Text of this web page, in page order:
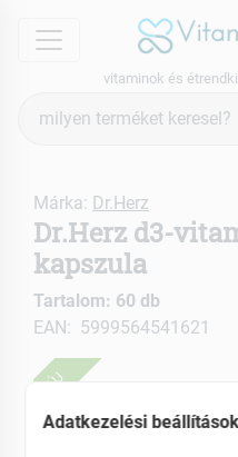
menu
vitaminok és
keresés
ÚJ
Márka: Dr.Herz
Dr.Herz d3-
kapszula
Tartalom: 60 db
EAN: 5999564541621
Adatkezelési beállítások